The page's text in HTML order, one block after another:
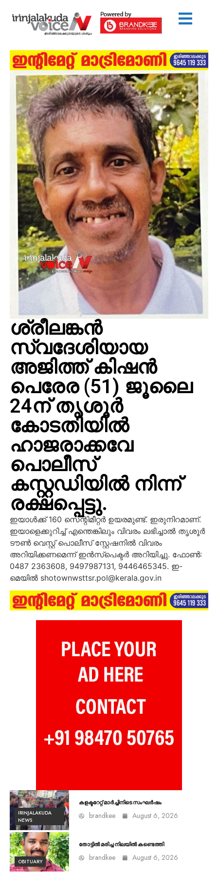
ശ്രീലങ്കൻ
സ്വദേശിയായ
അജിത്ത് കിഷൻ
പെരേര (51) ജൂലൈ
24ന് തൃശൂർ
കോടതിയിൽ
ഹാജരാക്കവേ
പൊലീസ്
കസ്റ്റഡിയിൽ നിന്ന്
രക്ഷപ്പെട്ടു.
ഇയാള്‍ക്ക് 160 സെന്റിമീറ്റര്‍ ഉയരമുണ്ട്. ഇരുനിറമാണ്.
ഇയാളെക്കുറിച്ച് എന്തെങ്കിലും വിവരം ലഭിച്ചാല്‍ തൃശൂര്‍
ടൗണ്‍ വെസ്റ്റ് പൊലീസ് സ്റ്റേഷനില്‍ വിവരം
അറിയിക്കണമെന്ന് ഇന്‍സ്‌പെക്ടര്‍ അറിയിച്ചു. ഫോണ്‍:
0487 2363608, 9497987131, 9446465345. ഇ-
മെയില്‍ shotownwsttsr.pol@kerala.gov.in
IRINJALAKUDA
NEWS
കളക്ടറേറ്റ് മാർച്ചിനിടെ സംഘർഷം
brandkee August 6, 2026
OBITUARY
തോട്ടിൽ മരിച്ച നിലയിൽ കണ്ടെത്തി
brandkee August 6, 2026